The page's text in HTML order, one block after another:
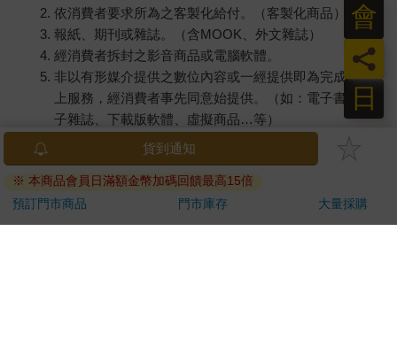
依消費者要求所為之客製化給付。（客製化商品）
報紙、期刊或雜誌。（含MOOK、外文雜誌）
經消費者拆封之影音商品或電腦軟體。
非以有形媒介提供之數位內容或一經提供即為完成之線
上服務，經消費者事先同意始提供。（如：電子書、電
子雜誌、下載版軟體、虛擬商品…等）
已拆封之個人衛生用品。（如：內衣褲、刮鬍刀、除毛
若非上列種類商品，均享有到貨7天的猶豫期（含例假
日）。
辦理退換貨時，商品（組合商品恕無法接受單獨退貨）必須
貨到通知
※ 本商品會員日滿額金幣加碼回饋最高15倍
預訂門市商品
門市庫存 大量採購
日
員
會